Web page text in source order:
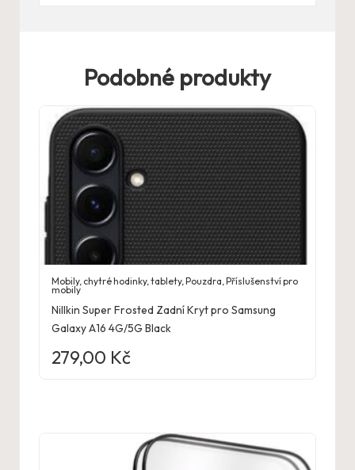
Podobné produkty
Mobily, chytré hodinky, tablety,Pouzdra ,Příslušenství pro
mobily
Nillkin Super Frosted Zadní Kryt pro Samsung
Galaxy A16 4G/5G Black
279,00 Kč